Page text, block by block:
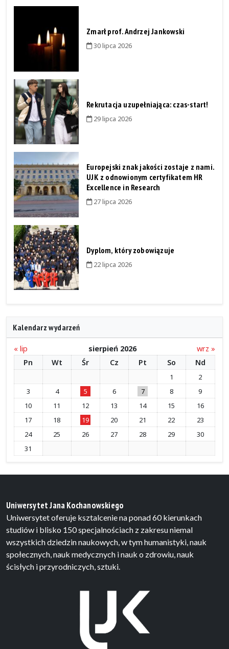
Zmarł prof. Andrzej Jankowski
30 lipca 2026
Rekrutacja uzupełniająca: czas-start!
29 lipca 2026
Europejski znak jakości zostaje z nami.
UJK z odnowionym certyfikatem HR
Excellence in Research
27 lipca 2026
Dyplom, który zobowiązuje
22 lipca 2026
Kalendarz wydarzeń
« lip sierpień 2026
wrz »
Pn
Wt Śr Cz Pt So Nd
1
2
3
4 5 6 7 8
9
10
11 12 13 14 15
16
17
18 19 20 21 22
23
24
25 26 27 28 29
30
31
Uniwersytet Jana Kochanowskiego
Uniwersytet oferuje ksztalcenie na ponad 60 kierunkach
studiów i blisko 150 specjalnościach z zakresu niemal
wszystkich dziedzin naukowych, w tym humanistyki, nauk
społecznych, nauk medycznych i nauk o zdrowiu, nauk
ścisłych i przyrodniczych, sztuki.